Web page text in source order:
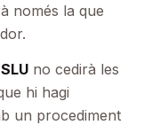
només la que
no cedirà les
hi hagi
un procediment